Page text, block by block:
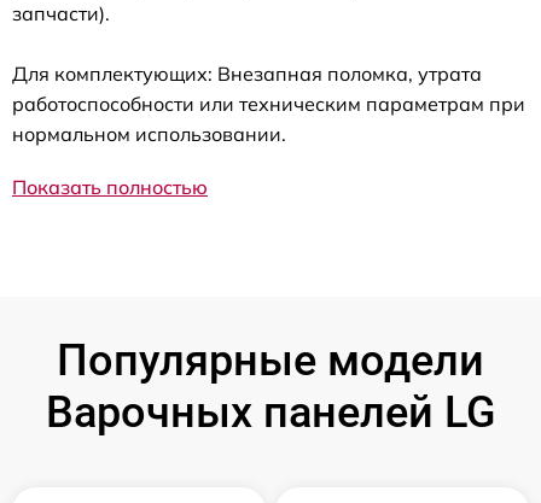
запчасти).
Для комплектующих: Внезапная поломка, утрата
работоспособности или техническим параметрам при
нормальном использовании.
Показать полностью
Популярные модели
Варочных панелей LG